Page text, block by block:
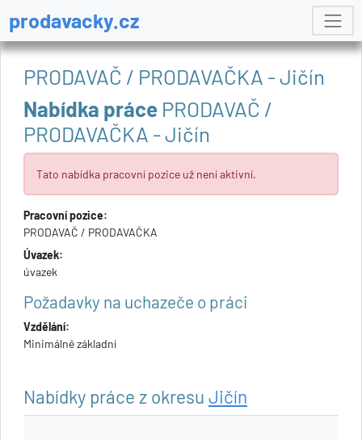
prodavacky.cz
PRODAVAČ / PRODAVAČKA - Jičín
Nabídka práce PRODAVAČ /
PRODAVAČKA - Jičín
Tato nabídka pracovní pozice už není aktivní.
Pracovní pozice:
PRODAVAČ / PRODAVAČKA
Úvazek:
úvazek
Požadavky na uchazeče o práci
Vzdělání:
Minimálně základní
Nabídky práce z okresu Jičín